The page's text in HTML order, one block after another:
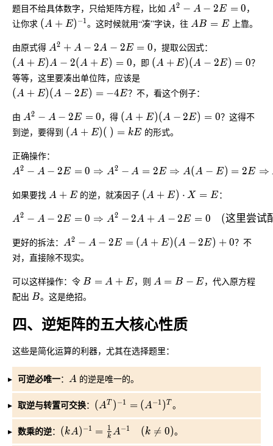
题目不给具体数字，只给矩阵方程，比如 A^2 - A - 2E = 0
A2 − A − 2E = 0，
让你求 (A + E)^{-1}
(A + E) −1。这时候就用“凑”字诀，往AB = E
AB = E 上靠。
由原式得 A^2 + A - 2A - 2E = 0
A2 + A − 2A − 2E = 0，提取公因式：
(A + E)A - 2(A + E) = 0
(A + E)A − 2(A + E) = 0，即 (A + E)(A - 2E) = 0
(A + E)(A − 2E) = 0？
等等，这里要凑出单位阵，应该是
(A + E)(A - 2E) = -4E
(A + E)(A − 2E) = −4E？不，看这个例子：
由 A^2 - A - 2E = 0
A2 − A − 2E = 0，得 (A + E)(A - 2E) = 0
(A + E)(A − 2E) = 0？这得不
到逆，要得到 (A + E)(\ ) = kE
(A + E)( ) = kE 的形式。
正确操作：
A^2 - A - 2E = 0 \Rightarrow A^2 - A = 2E
A2 − A − 2E = 0 ⇒ A2 − A = 2E ⇒ A(A − E ) = 2E ⇒
如果要找 A + E
A + E 的逆，就凑因子 (A + E) \cdot X = E
(A + E) ⋅ X = E：
A^2 - A - 2E = 0 \Rightarrow A^2 - 2A + A - 2E = 0
A2 − A − 2E = 0 ⇒ A2 − 2A + A − 2E = 0 (这里尝试
更好的拆法： A^2 - A - 2E = (A + E)(A - 2E) + 0
A2 − A − 2E = (A + E)(A − 2E) + 0？不
对，直接除不现实。
可以这样操作：令 B = A + E
B = A + E ，则 A = B - E
A = B − E，代入原方程
配出 B
B。这是绝招。
四、逆矩阵的五大核心性质
这些是简化运算的利器，尤其在选择题里：
可逆必唯一： A
A 的逆是唯一的。
取逆与转置可交换： (A^T)^{-1} = (A^{-1})^T
(AT ) −1 = (A−1 )T 。
数乘的逆： (kA)^{-1} = \frac{1}{k}A^{-1} \quad (k
(kA) −1 = k
1 A−1 (k ≠ 0)。